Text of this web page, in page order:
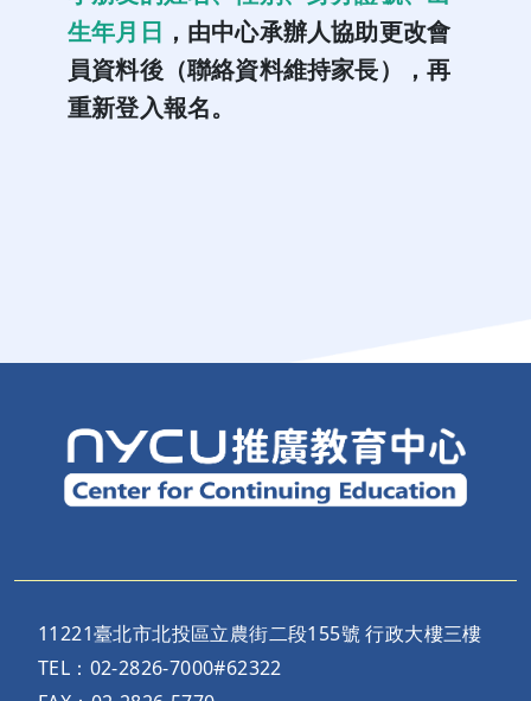
生年月日
，由中心承辦人協助更改會
員資料後（聯絡資料維持家長），再
重新登入報名。
11221臺北市北投區立農街二段155號 行政大樓三樓
TEL：02-2826-7000#62322